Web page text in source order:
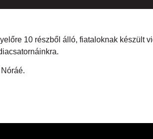
10 részből álló, fiataloknak készült